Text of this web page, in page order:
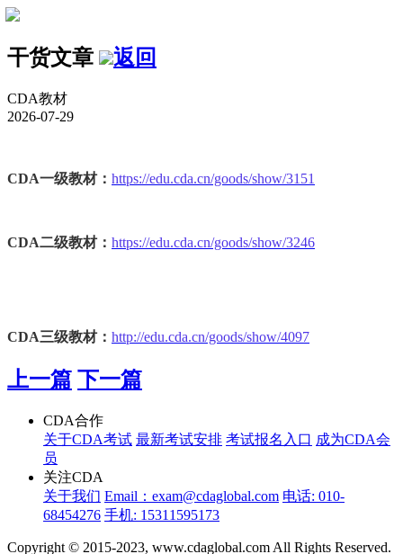
干货文章 返回
CDA教材
2026-07-29
CDA一级教材： https://edu.cda.cn/goods/show/3151
CDA二级教材： https://edu.cda.cn/goods/show/3246
CDA三级教材： http://edu.cda.cn/goods/show/4097
上一篇 下一篇
CDA合作
关于CDA考试 最新考试安排 考试报名入口 成为CDA会
员
关注CDA
关于我们 Email：exam@cdaglobal.com 电话: 010-
68454276 手机: 15311595173
Copyright © 2015-2023, www.cdaglobal.com All Rights Reserved.